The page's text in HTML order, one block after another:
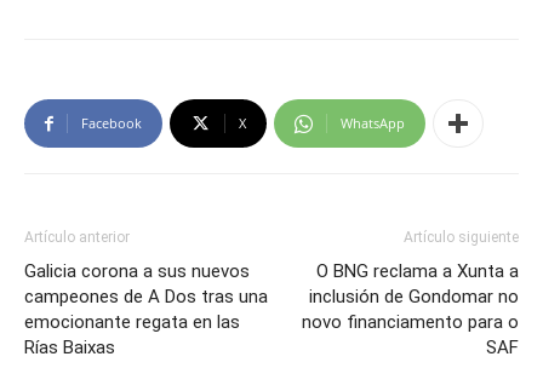
Facebook X WhatsApp
Artículo anterior
Galicia corona a sus nuevos
campeones de A Dos tras una
emocionante regata en las
Rías Baixas
Artículo siguiente
O BNG reclama a Xunta a
inclusión de Gondomar no
novo financiamento para o
SAF